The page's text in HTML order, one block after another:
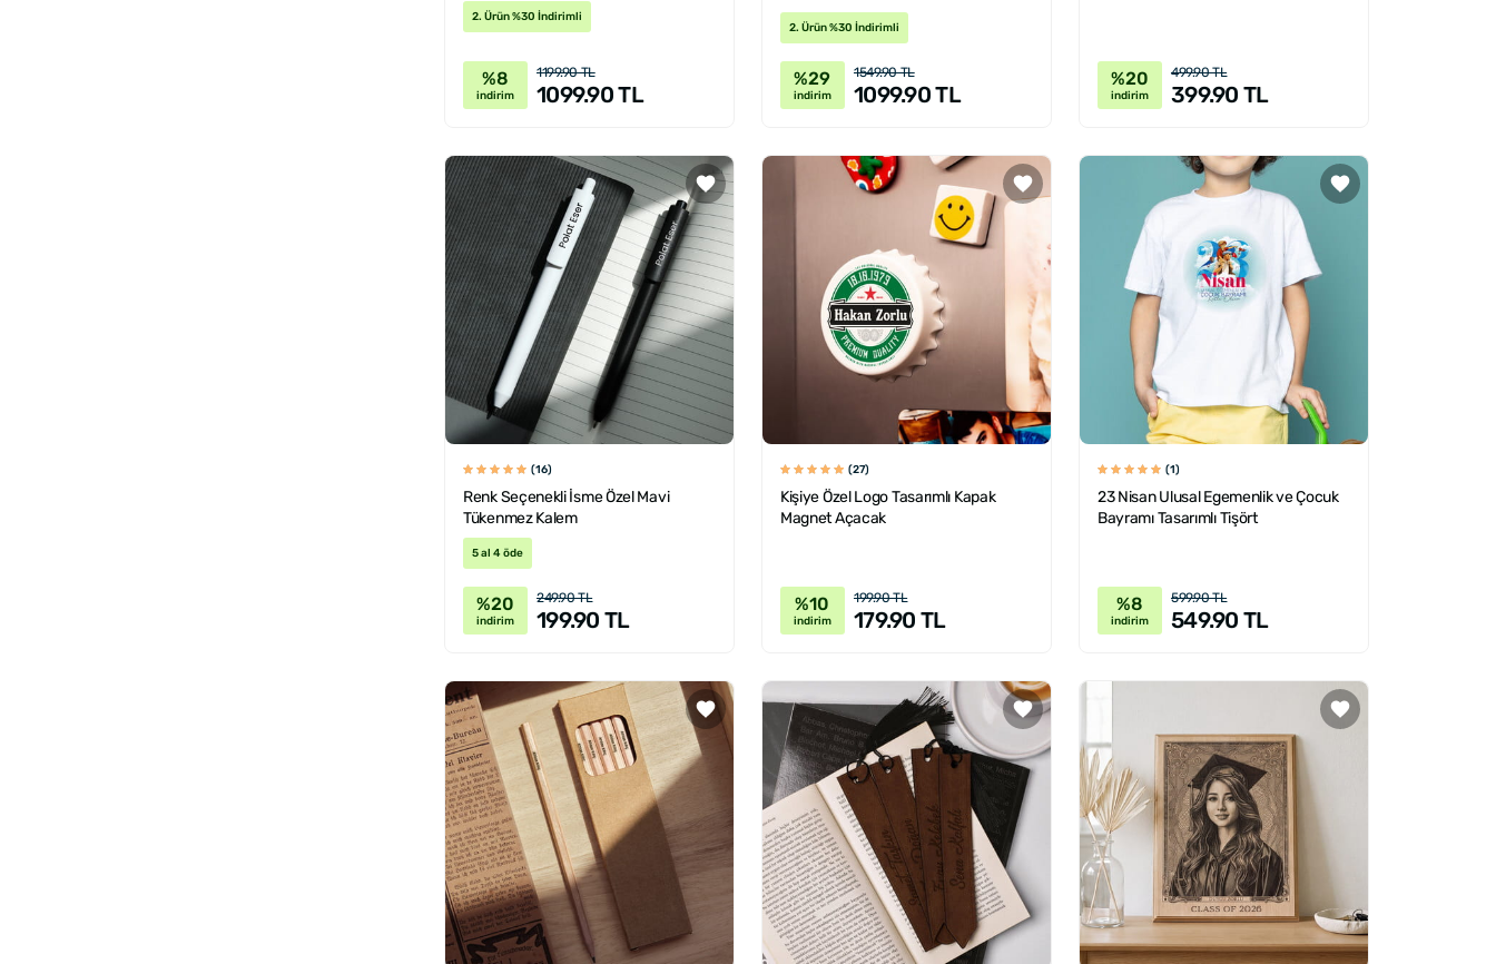
2. Ürün %30 İndirimli
%8
indirim
1199.90 TL
1099.90 TL
2. Ürün %30 İndirimli
%29
indirim
1549.90 TL
1099.90 TL
%20
indirim
499.90 TL
399.90 TL
(16)
Renk Seçenekli İsme Özel Mavi
Tükenmez Kalem
5 al 4 öde
%20
indirim
249.90 TL
199.90 TL
(27)
Kişiye Özel Logo Tasarımlı Kapak
Magnet Açacak
%10
indirim
199.90 TL
179.90 TL
(1)
23 Nisan Ulusal Egemenlik ve Çocuk
Bayramı Tasarımlı Tişört
%8
indirim
599.90 TL
549.90 TL